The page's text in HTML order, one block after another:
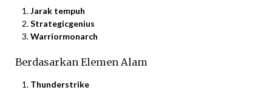
Jarak tempuh
Strategicgenius
Warriormonarch
Berdasarkan Elemen Alam
Thunderstrike